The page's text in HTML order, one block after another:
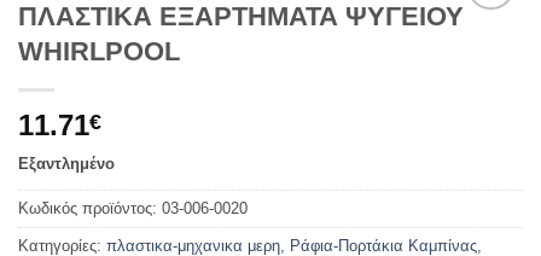
ΠΛΑΣΤΙΚΑ ΕΞΑΡΤΗΜΑΤΑ ΨΥΓΕΙΟΥ
WHIRLPOOL
11.71€
Εξαντλημένο
Κωδικός προϊόντος: 03-006-0020
Κατηγορίες: πλαστικα-μηχανικα μερη Ράφια-Πορτάκια Καμπίνας